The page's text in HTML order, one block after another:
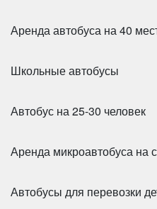
King Long
Цена от:
Аренда автобуса на 40
Школьные автобусы
Автобус на 25-30 человек
Аренда микроавтобуса на
Автобусы для перевозки